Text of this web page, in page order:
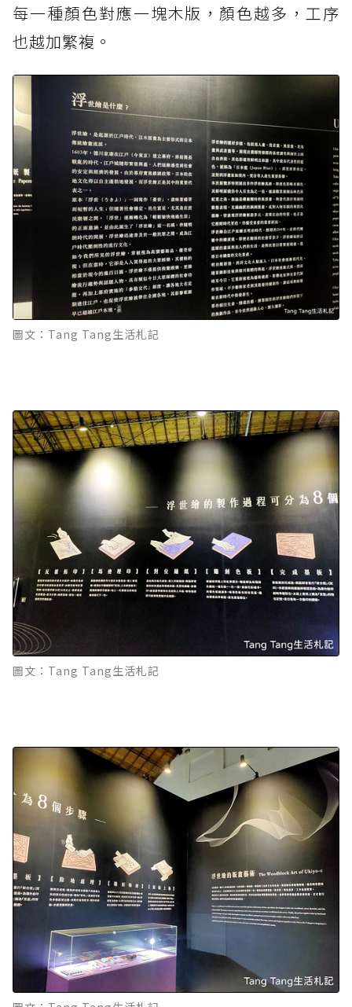
每一種顏色對應一塊木版，顏色越多，工序
也越加繁複。
圖文：Tang Tang生活札記
圖文：Tang Tang生活札記